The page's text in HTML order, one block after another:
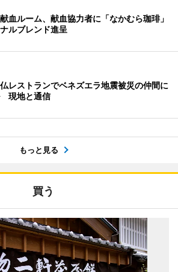
血ルーム、献血協力者に「なかむら珈琲」
ルブレンド進呈
レストランでベネズエラ地震被災の仲間に
現地と通信
もっと見る
買う